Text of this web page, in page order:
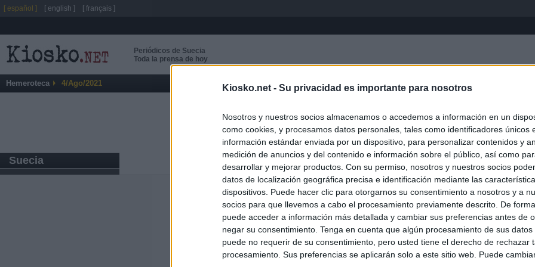
Kiosko.net - Su privacidad es importante para nosotros
Nosotros y nuestros socios almacenamos o accedemos a información en un
como cookies, y procesamos datos personales, tales como identificadores únicos
información estándar enviada por un dispositivo, para personalizar contenidos y
medición de anuncios y del contenido e información sobre el público, así como
desarrollar y mejorar productos. Con su permiso, nosotros y nuestros socios
datos de localización geográfica precisa e identificación mediante las
dispositivos. Puede hacer clic para otorgarnos su consentimiento a nosotros y a
socios para que llevemos a cabo el procesamiento previamente descrito. De
puede acceder a información más detallada y cambiar sus preferencias antes de
negar su consentimiento. Tenga en cuenta que algún procesamiento de sus
puede no requerir de su consentimiento, pero usted tiene el derecho de rechazar
procesamiento. Sus preferencias se aplicarán solo a este sitio web. Puede
Periódicos de Suecia
Toda la prensa de hoy
Hemeroteca 4/Ago/2021 Inicio
Suecia
Últimas noticias
España mantiene la alerta en Ceuta y estrecha la coordinación con Marruecos
tras nuevas llamadas a cruzar la frontera
Vox eleva la presión sobre el PP por la acogida de los menores de Ceuta en las
del
[ español ] [ english ] [ français ]